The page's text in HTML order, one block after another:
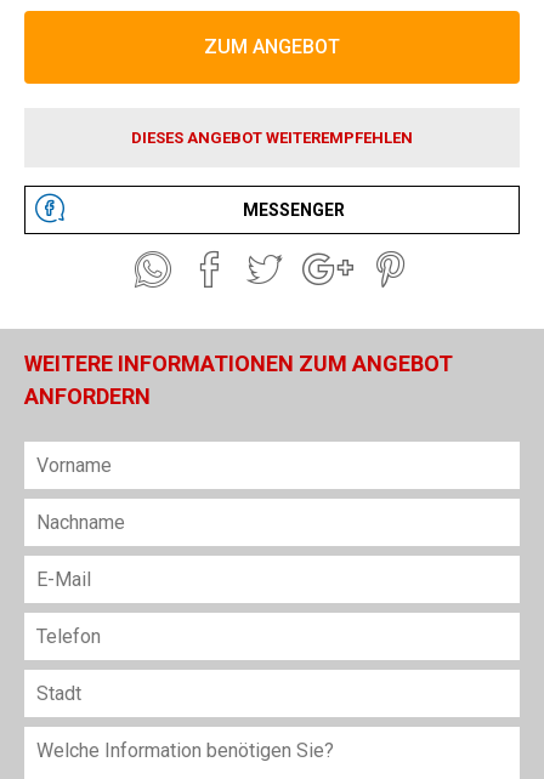
ZUM ANGEBOT
DIESES ANGEBOT WEITEREMPFEHLEN
MESSENGER
WEITERE INFORMATIONEN ZUM ANGEBOT
ANFORDERN